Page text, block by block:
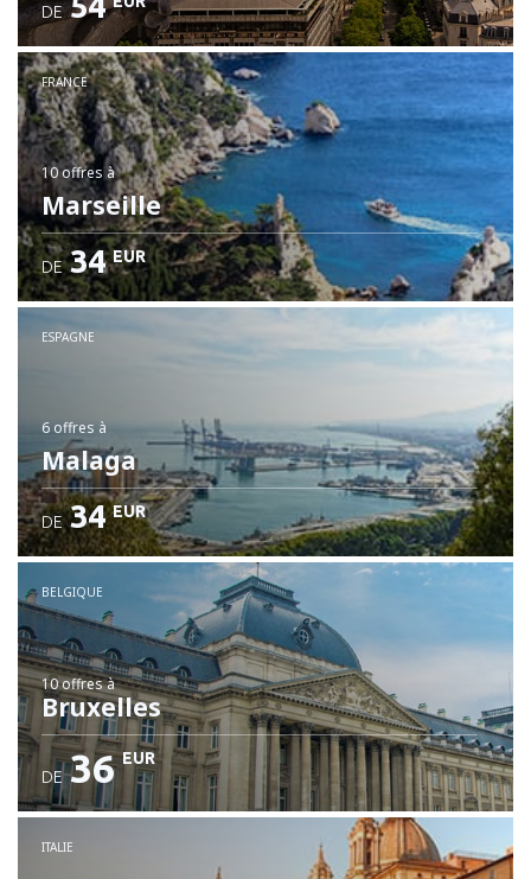
DE
FRANCE
10 offres à
Marseille
DE 34 EUR
ESPAGNE
6 offresà
Malaga
DE 34 EUR
BELGIQUE
10 offresà
Bruxelles
DE 36 EUR
ITALIE